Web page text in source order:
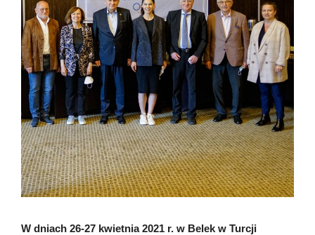
W dniach 26-27 kwietnia 2021 r. w Belek w Turcji